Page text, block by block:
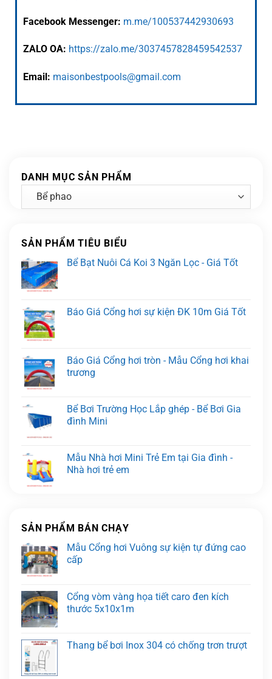
Facebook Messenger: m.me/100537442930693
ZALO OA: https://zalo.me/3037457828459542537
Email: maisonbestpools@gmail.com
DANH MỤC SẢN PHẨM
SẢN PHẨM TIÊU BIỂU
Bể Bạt Nuôi Cá Koi 3 Ngăn Lọc - Giá Tốt
Báo Giá Cổng hơi sự kiện ĐK 10m Giá Tốt
Báo Giá Cổng hơi tròn - Mẫu Cổng hơi khai
trương
Bể Bơi Trường Học Lắp ghép - Bể Bơi Gia
đình Mini
Mẫu Nhà hơi Mini Trẻ Em tại Gia đình -
Nhà hơi trẻ em
SẢN PHẨM BÁN CHẠY
Mẫu Cổng hơi Vuông sự kiện tự đứng cao
cấp
Cổng vòm vàng họa tiết caro đen kích
thước 5x10x1m
Thang bể bơi Inox 304 có chống trơn trượt